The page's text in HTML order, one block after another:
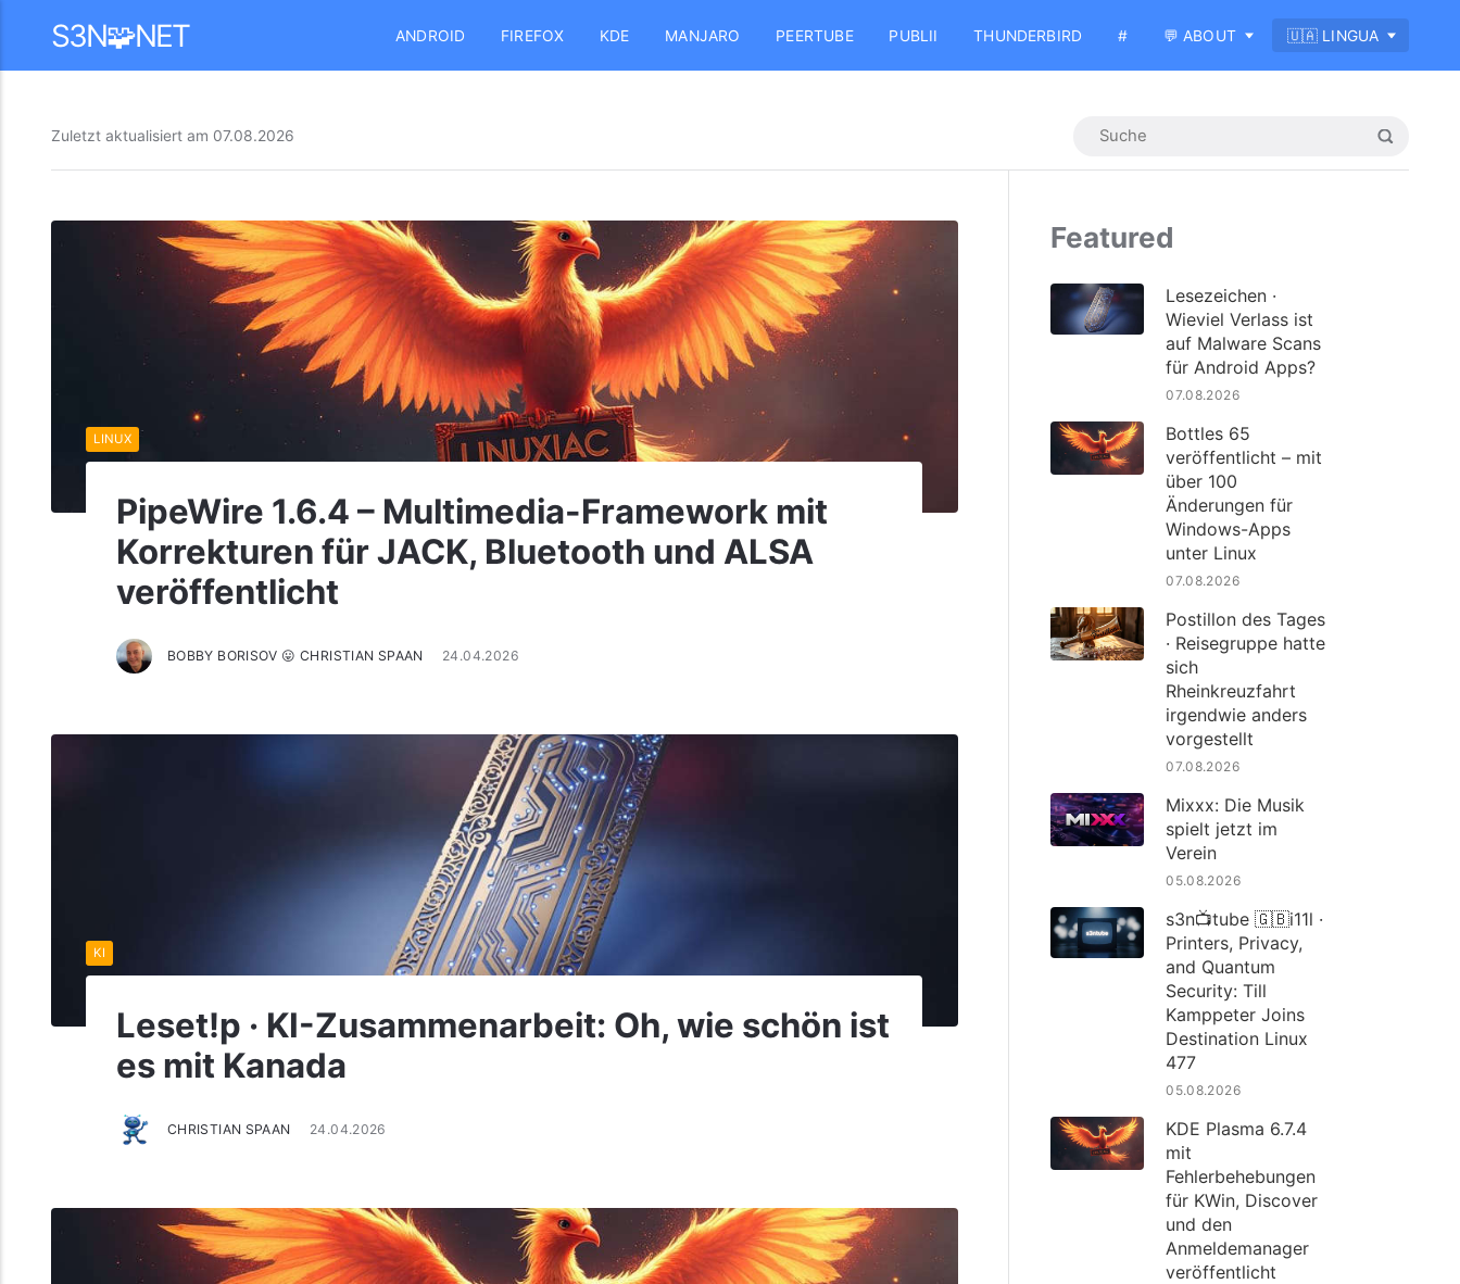
S3N🧩NET ANDROID FIREFOX KDE MANJARO PEERTUBE PUBLII THUNDERBIRD # 💬 ABOUT 🇺🇦 LINGUA
Zuletzt aktualisiert am 07.08.2026
PipeWire 1.6.4 – Multimedia-Framework mit
Korrekturen für JACK, Bluetooth und ALSA
veröffentlicht
BOBBY BORISOV 😛 CHRISTIAN SPAAN 24.04.2026
LINUX
Leset!p · KI-Zusammenarbeit: Oh, wie schön ist
es mit Kanada
CHRISTIAN SPAAN 24.04.2026
KI
Featured
Lesezeichen ·
Wieviel Verlass ist
auf Malware Scans
für Android Apps?
07.08.2026
Bottles 65
veröffentlicht – mit
über 100
Änderungen für
Windows-Apps
unter Linux
07.08.2026
Postillon des Tages
· Reisegruppe hatte
sich
Rheinkreuzfahrt
irgendwie anders
vorgestellt
07.08.2026
Mixxx: Die Musik
spielt jetzt im
Verein
05.08.2026
s3n📺tube 🇬🇧i11l ·
Printers, Privacy,
and Quantum
Security: Till
Kamppeter Joins
Destination Linux
477
05.08.2026
KDE Plasma 6.7.4
mit
Fehlerbehebungen
für KWin, Discover
und den
Anmeldemanager
veröffentlicht